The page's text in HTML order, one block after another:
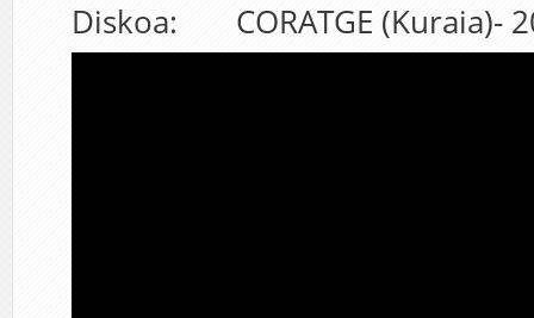
Diskoa: CORATGE (Kuraia)-